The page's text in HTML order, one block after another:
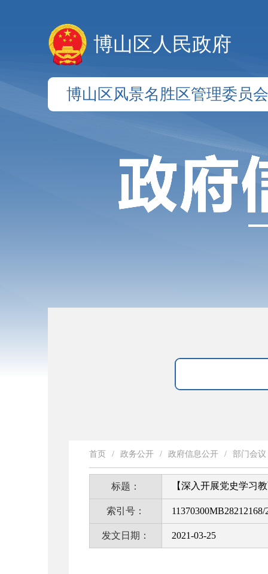
博山区人民政府
博山区风景名胜区管理委员会
首页 / 政务公开 / 政府信息公开 / 部门会议
标题： 【深入开展党史学习
索引号： 11370300MB28212168/
发文日期： 2021-03-25